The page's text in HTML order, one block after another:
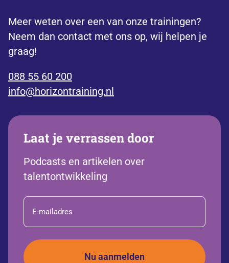
Meer weten over een van onze trainingen?
Neem dan contact met ons op, wij helpen je
graag!
088 55 60 200
info@horizontraining.nl
Laat je verrassen door
Podcasts en artikelen over
talentontwikkeling
E-
mailadres